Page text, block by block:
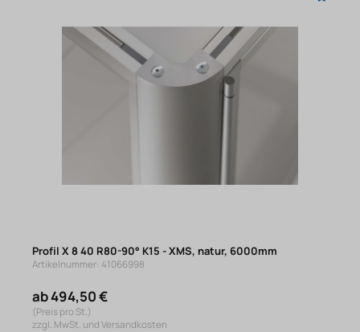
Profil X 8 40 R80-90° K15 - XMS, natur, 6000mm
Artikelnummer: 41066998
ab 494,50 €
(Preis pro St.)
zzgl. MwSt. und Versandkosten